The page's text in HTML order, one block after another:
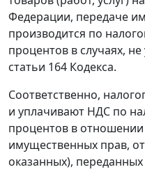
Федерации, передаче
производится по
процентов в случаях,
статьи 164 Кодекса.
Соответственно,
и уплачивают НДС по
процентов в отношении
имущественных прав,
оказанных),